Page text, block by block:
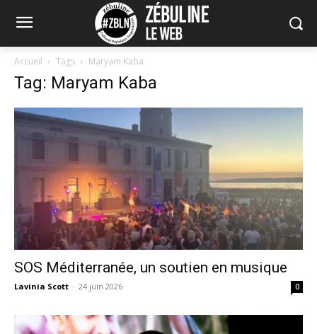
Accueil Tags Maryam Kaba
Tag: Maryam Kaba
SOS Méditerranée, un soutien en musique
Lavinia Scott - 24 juin 2026 0